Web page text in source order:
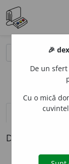
definiții (1)
Definiția cu
🎉
De un
Cu o mică